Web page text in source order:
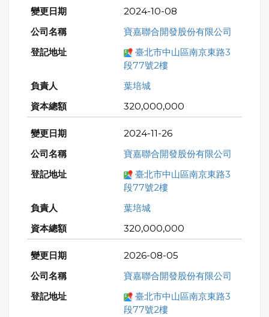
2024-10-08
寶嘉聯合開發股份有限公司
臺北市中山區南京東路3
段77號2樓
葉培城
320,000,000
2024-11-26
寶嘉聯合開發股份有限公司
臺北市中山區南京東路3
段77號2樓
葉培城
320,000,000
2026-08-05
寶嘉聯合開發股份有限公司
臺北市中山區南京東路3
段77號2樓